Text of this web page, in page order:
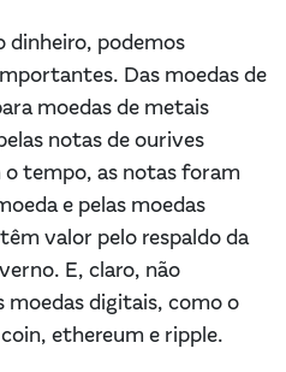
dinheiro, podemos
Das moedas de
moedas de metais
notas de ourives
o tempo, as notas foram
e pelas moedas
valor pelo respaldo da
E, claro, não
moedas digitais, como o
ethereum e ripple.